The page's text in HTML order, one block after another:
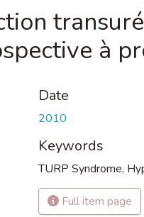
à
Date
2010
Keywords
TURP Syndrome,
Full item page